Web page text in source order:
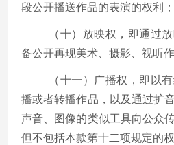
段公开播送作品的表演的权利；
（十）放映权，即通过
备公开再现美术、摄影、视听
（十一）广播权，即以
播或者转播作品，以及通过扩
声音、图像的类似工具向公众
但不包括本款第十二项规定的权